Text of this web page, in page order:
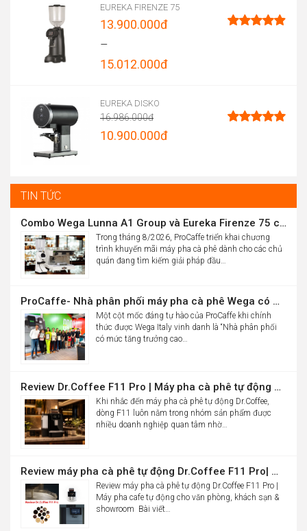
EUREKA FIRENZE 75
13.900.000đ
–
15.012.000đ
range:
13.900.000đ
through
15.012.000đ
EUREKA DISKO
16.986.000đ
Original
10.900.000đ
TIN TỨC
Combo Wega Lunna A1 Group và Eureka Firenze 75 chỉ 61,9 triệu
Trong tháng 8/2026, ProCaffe triển khai chương
trình khuyến mãi máy pha cà phê dành cho các chủ
quán đang tìm kiếm giải pháp đầu…
ProCaffe- Nhà phân phối máy pha cà phê Wega có mức tăng trưởng cao nhất thế giới
Một cột mốc đáng tự hào của ProCaffe khi chính
thức được Wega Italy vinh danh là “Nhà phân phối
có mức tăng trưởng cao…
Review Dr.Coffee F11 Pro | Máy pha cà phê tự động cho văn phòng
Khi nhắc đến máy pha cà phê tự động Dr.Coffee,
dòng F11 luôn nằm trong nhóm sản phẩm được
nhiều doanh nghiệp quan tâm nhờ…
Review máy pha cà phê tự động Dr.Coffee F11 Pro| Máy pha cafe tự động cho văn phòng, khách sạn & showroom
Review máy pha cà phê tự động Dr.Coffee F11 Pro |
Máy pha cafe tự động cho văn phòng, khách sạn &
showroom Bài viết…